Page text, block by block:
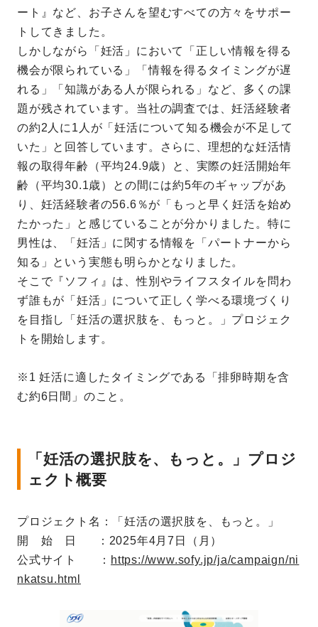
ート』など、お子さんを望むすべての方々をサポー
トしてきました。
しかしながら「妊活」において「正しい情報を得る
機会が限られている」「情報を得るタイミングが遅
れる」「知識がある人が限られる」など、多くの課
題が残されています。当社の調査では、妊活経験者
の約2人に1人が「妊活について知る機会が不足して
いた」と回答しています。さらに、理想的な妊活情
報の取得年齢（平均24.9歳）と、実際の妊活開始年
齢（平均30.1歳）との間には約5年のギャップがあ
り、妊活経験者の56.6％が「もっと早く妊活を始め
たかった」と感じていることが分かりました。特に
男性は、「妊活」に関する情報を「パートナーから
知る」という実態も明らかとなりました。
そこで『ソフィ』は、性別やライフスタイルを問わ
ず誰もが「妊活」について正しく学べる環境づくり
を目指し「妊活の選択肢を、もっと。」プロジェク
トを開始します。
※1 妊活に適したタイミングである「排卵時期を含
む約6日間」のこと。
「妊活の選択肢を、もっと。」プロジ
ェクト概要
プロジェクト名：「妊活の選択肢を、もっと。」
開 始 日 ：2025年4月7日（月）
公式サイト ： https://www.sofy.jp/ja/campaign/ni
nkatsu.html